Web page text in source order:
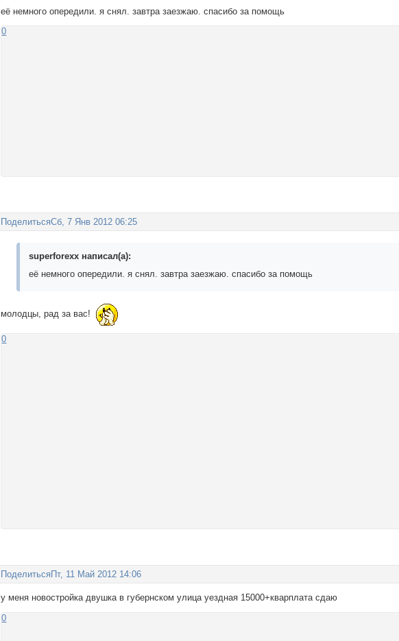
её немного опередили. я снял. завтра заезжаю. спасибо за помощь
0
ПоделитьсяСб, 7 Янв 2012 06:25
superforexx написал(а):
её немного опередили. я снял. завтра заезжаю. спасибо за помощь
молодцы, рад за вас!
0
Поделиться Пт, 11 Май 2012 14:06
у меня новостройка двушка в губернском улица уездная 15000+кварплата сдаю
0